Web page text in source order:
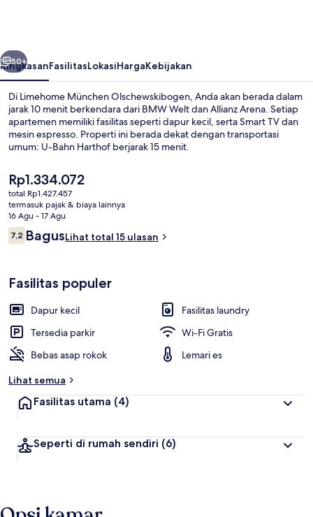
Berikutnya
50+
RingkasanFasilitasLokasiHargaKebijakan
Di Limehome München Olschewskibogen, Anda akan berada dalam
jarak 10 menit berkendara dari BMW Welt dan Allianz Arena. Setiap
apartemen memiliki fasilitas seperti dapur kecil, serta Smart TV dan
mesin espresso. Properti ini berada dekat dengan transportasi
umum: U-Bahn Harthof berjarak 15 menit.
Harga
saat
ini
Rp1.334.072
Rp1.334.072
total Rp1.427.457
termasuk pajak & biaya lainnya
16 Agu - 17 Agu
Ulasan
7,27,2 dari 10
BagusLihat total 15 ulasan
Fasilitas populer
Dapur kecil
Fasilitas laundry
Tersedia parkir
Wi-Fi Gratis
Bebas asap rokok
Lemari es
Lihat semua
Fasilitas utama (4)
Seperti di rumah sendiri (6)